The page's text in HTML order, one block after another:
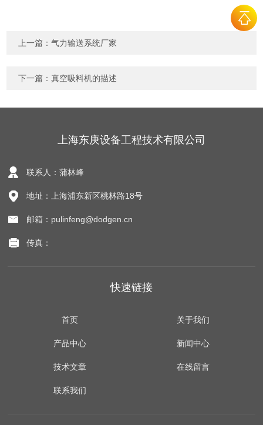
上一篇：气力输送系统厂家
下一篇：真空吸料机的描述
上海东庚设备工程技术有限公司
联系人：蒲林峰
地址：上海浦东新区桃林路18号
邮箱：pulinfeng@dodgen.cn
传真：
快速链接
首页 关于我们
产品中心 新闻中心
技术文章 在线留言
联系我们